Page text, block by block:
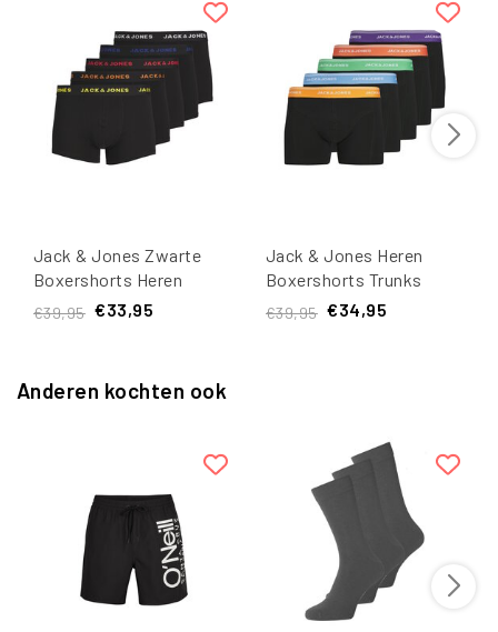
Jack & Jones Zwarte
Boxershorts Heren
JACBLACK Friday
€39,95 €33,95
Jack & Jones Heren
Boxershorts Trunks
JACDAWSON 5-Pack
€39,95 €34,95
Anderen kochten ook